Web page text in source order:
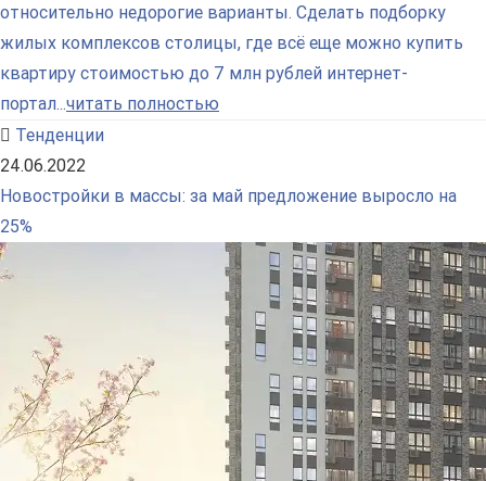
относительно недорогие варианты. Сделать подборку
жилых комплексов столицы, где всё еще можно купить
квартиру стоимостью до 7 млн рублей интернет-
портал...читать полностью
Тенденции
24.06.2022
Новостройки в массы: за май предложение выросло на
25%